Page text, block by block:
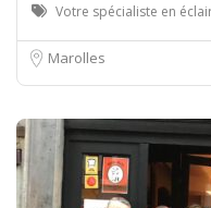
Votre spécialiste en
Marolles